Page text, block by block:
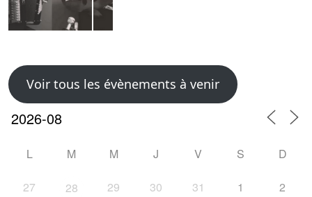
Voir tous les évènements à venir
L M M J V S D
27 28 29 30 31 1 2